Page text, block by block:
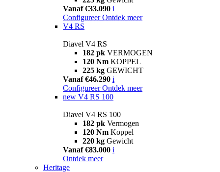
Vanaf €33.090 i
Configureer Ontdek meer
V4 RS
Diavel V4 RS
182 pk VERMOGEN
120 Nm KOPPEL
225 kg GEWICHT
Vanaf €46.290 i
Configureer Ontdek meer
new V4 RS 100
Diavel V4 RS 100
182 pk Vermogen
120 Nm Koppel
220 kg Gewicht
Vanaf €83.000 i
Ontdek meer
Heritage